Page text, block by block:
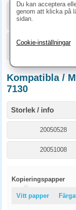
DR2000
Kompatibla /
7130
Storlek / info
20050528
20051008
Kopieringspapper
Vitt papper
Du kan acceptera
genom att klicka på
sidan.
Cookie-inställningar